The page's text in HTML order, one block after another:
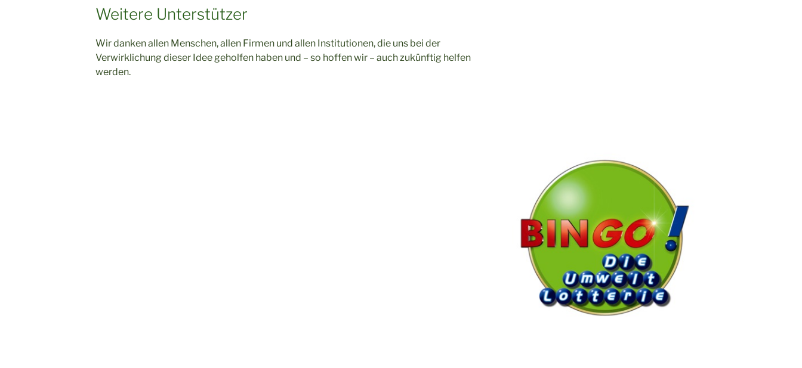
Weitere Unterstützer
Wir danken allen Menschen, allen Firmen und allen Institutionen, die uns bei der
Verwirklichung dieser Idee geholfen haben und – so hoffen wir – auch zukünftig helfen
werden.